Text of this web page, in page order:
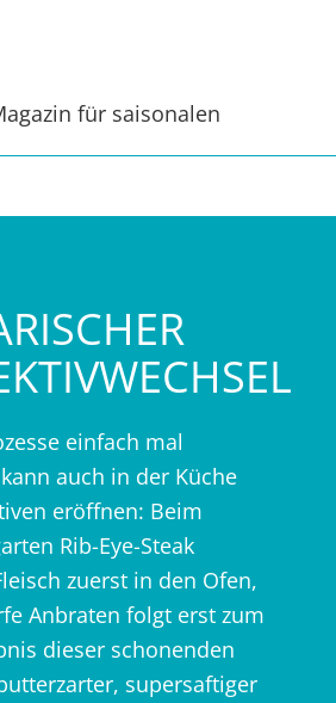
für saisonalen
einfach mal
auch in der Küche
eröffnen: Beim
Rib-Eye-Steak
zuerst in den Ofen,
Anbraten folgt erst zum
dieser schonenden
supersaftiger